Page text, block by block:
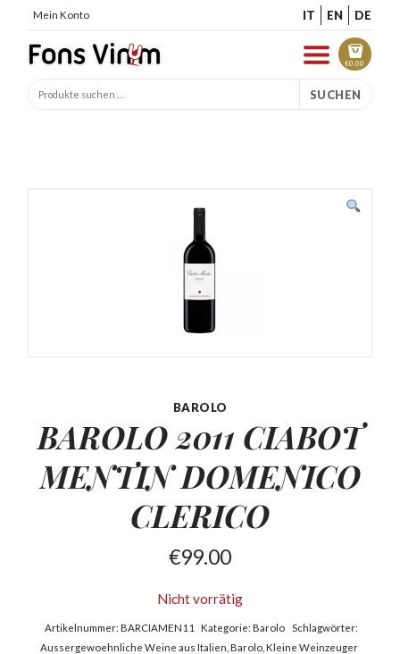
Mein Konto IT EN DE
€0.00
SUCHEN
BAROLO
BAROLO 2011 CIABOT
MENTINDOMENICO
CLERICO
€99.00
Nicht vorrätig
Artikelnummer: BARCIAMEN11 Kategorie:Barolo
Schlagwörter:
Aussergewoehnliche Weine aus Italien Barolo, Kleine Weinzeuger